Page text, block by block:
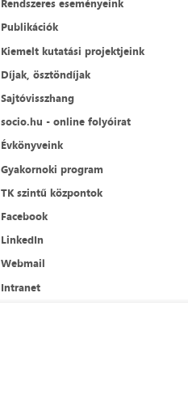
Rendszeres eseményeink
Publikációk
Kiemelt kutatási projektjeink
Díjak, ösztöndíjak
Sajtóvisszhang
socio.hu - online folyóirat
Évkönyveink
Gyakornoki program
TK szintű központok
Facebook
LinkedIn
Webmail
Intranet